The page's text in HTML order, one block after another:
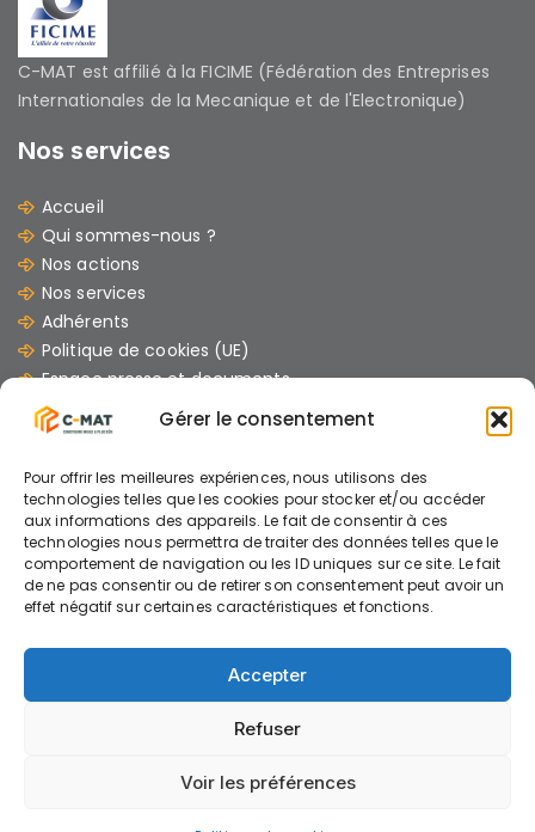
Gérer le consentement
Pour offrir les meilleures expériences, nous utilisons des
technologies telles que les cookies pour stocker et/ou accéder
aux informations des appareils. Le fait de consentir à ces
technologies nous permettra de traiter des données telles que le
comportement de navigation ou les ID uniques sur ce site. Le fait
de ne pas consentir ou de retirer son consentement peut avoir un
effet négatif sur certaines caractéristiques et fonctions.
Accepter
Refuser
Voir les préférences
C-MAT est affilié à la FICIME (Fédération des Entreprises
Internationales de la Mecanique et de l'Electronique)
Nos services
Accueil
Qui sommes-nous ?
Nos actions
Nos services
Adhérents
Politique de cookies (UE)
Espace presse et documents
Contacts
Les dernières Actus
07/07/2026
GUIDE : « Comment mener un chantier avec
des engins électriques »
26/06/2026
AIDE A L’INVESTISSEMENT ENGINS ELECTRIQUES
© C-MAT 2026 - Mentions légales - Politique de